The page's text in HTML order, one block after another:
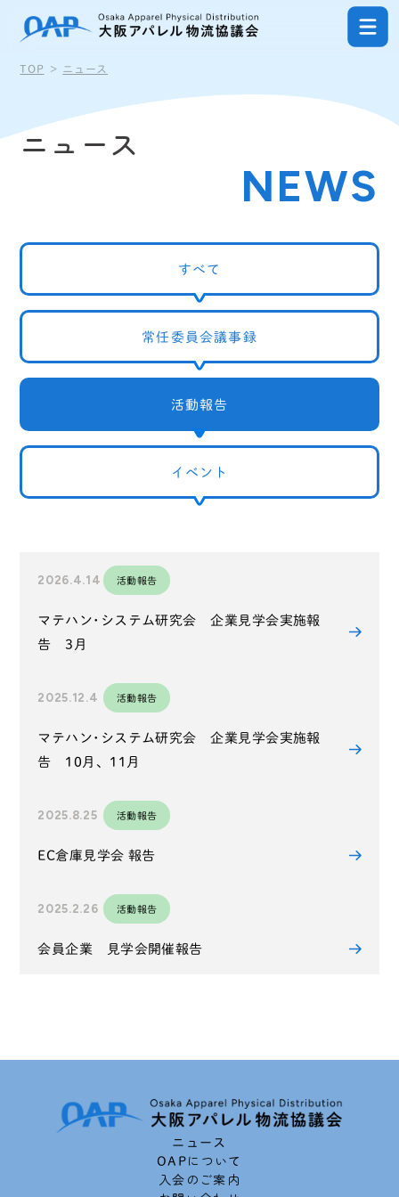
TOP ニュース
ニュース
NEWS
すべて
常任委員会議事録
活動報告
イベント
2026.4.14 活動報告
マテハン･システム研究会 企業見学会実施報
告 3月
2025.12.4 活動報告
マテハン･システム研究会 企業見学会実施報
告 10月、11月
2025.8.25 活動報告
EC倉庫見学会 報告
2025.2.26 活動報告
会員企業 見学会開催報告
ニュース
OAPについて
入会のご案内